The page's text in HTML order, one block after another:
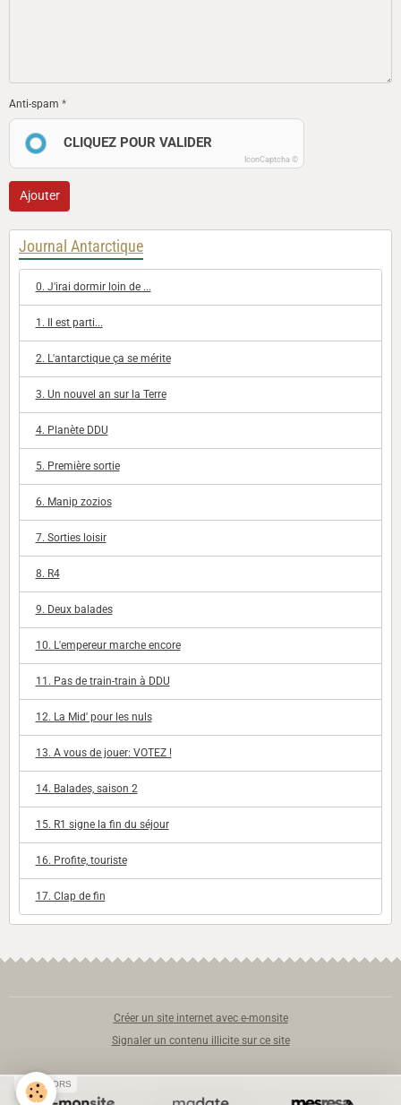
Anti-spam
CLIQUEZ POUR VALIDER
IconCaptcha ©
Ajouter
Journal Antarctique
0. J'irai dormir loin de ...
1. Il est parti...
2. L'antarctique ça se mérite
3. Un nouvel an sur la Terre
4. Planète DDU
5. Première sortie
6. Manip zozios
7. Sorties loisir
8. R4
9. Deux balades
10. L'empereur marche encore
11. Pas de train-train à DDU
12. La Mid' pour les nuls
13. A vous de jouer: VOTEZ !
14. Balades, saison 2
15. R1 signe la fin du séjour
16. Profite, touriste
17. Clap de fin
Créer un site internet avec e-monsite
Signaler un contenu illicite sur ce site
SPONSORS